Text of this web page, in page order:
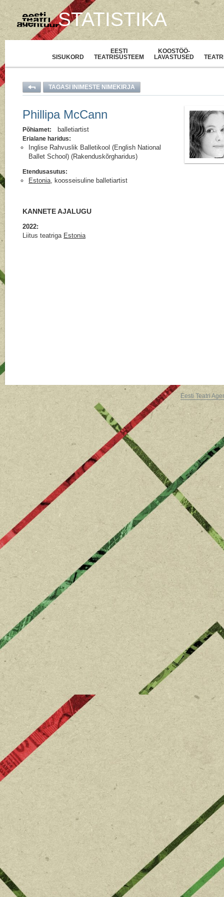
STATISTIKA
SISUKORD
EESTI
TEATRISÜSTEEM
KOOSTÖÖ-
LAVASTUSED
TAGASI INIMESTE NIMEKIRJA
Phillipa McCann
Põhiamet: balletiartist
Erialane haridus:
Inglise Rahvuslik Balletikool (English National
Ballet School) (Rakenduskõrgharidus)
Etendusasutus:
Estonia, koosseisuline balletiartist
KANNETE AJALUGU
2022:
Liitus teatriga Estonia
Eesti Teatri